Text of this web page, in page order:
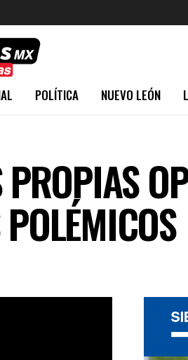
POLÍTICA NUEVO LEÓN